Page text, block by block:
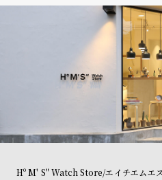
Hº M' S" Watch Store/エイチエムエ